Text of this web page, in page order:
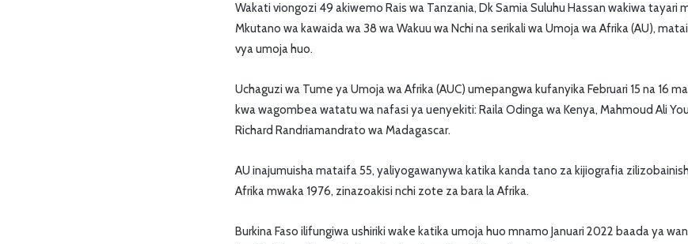
Wakati viongozi 49 akiwemo Rais wa Tanzania, Dk Samia Suluhu Hassan wakiwa tayari
Mkutano wa kawaida wa 38 wa Wakuu wa Nchi na serikali wa Umoja wa Afrika (AU),
vya umoja huo.
Uchaguzi wa Tume ya Umoja wa Afrika (AUC) umepangwa kufanyika Februari 15 na 16
kwa wagombea watatu wa nafasi ya uenyekiti: Raila Odinga wa Kenya, Mahmoud Ali
Richard Randriamandrato wa Madagascar.
AU inajumuisha mataifa 55, yaliyogawanywa katika kanda tano za kijiografia
Afrika mwaka 1976, zinazoakisi nchi zote za bara la Afrika.
Burkina Faso ilifungiwa ushiriki wake katika umoja huo mnamo Januari 2022 baada ya